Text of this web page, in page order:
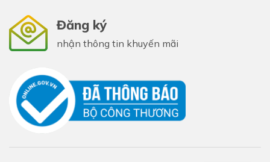
Đăng ký
nhận thông tin khuyến mãi